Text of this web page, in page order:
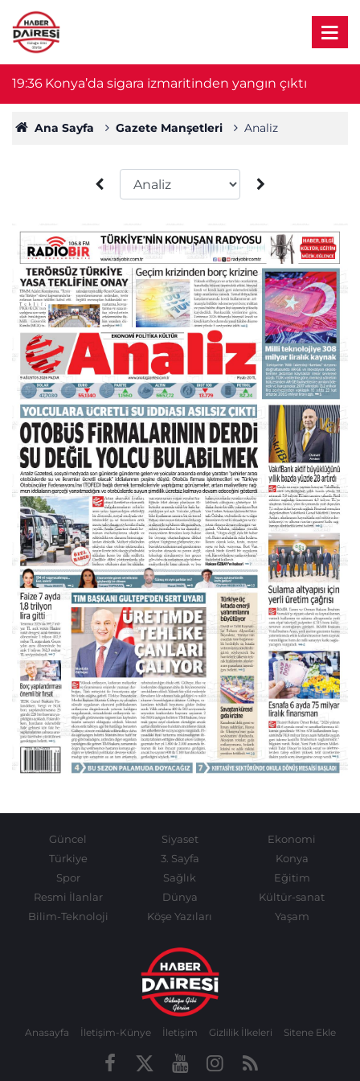
19:36 Konya’da sigara izmaritinden yangın çıktı
Ana Sayfa Gazete Manşetleri Analiz
Güncel Siyaset
Ekonomi
Türkiye
3. Sayfa
Konya
Spor
Sağlık
Eğitim
Resmi İlanlar
Dünya
Kültür-sanat
Bilim-Teknoloji
Köşe Yazıları Yaşam
Anasayfa İletişim-Künye İletişim Gizlilik İlkeleri Sitene Ekle